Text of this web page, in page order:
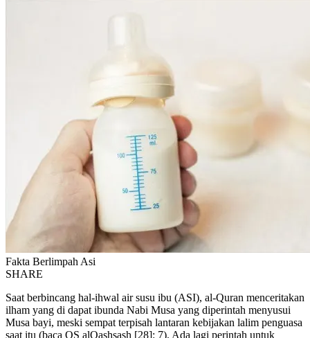
Fakta Berlimpah Asi
SHARE
Saat berbincang hal-ihwal air susu ibu (ASI), al-Quran menceritakan
ilham yang di dapat ibunda Nabi Musa yang diperintah menyusui
Musa bayi, meski sempat terpisah lantaran kebijakan lalim penguasa
saat itu (baca QS alQashsash [28]: 7). Ada lagi perintah untuk